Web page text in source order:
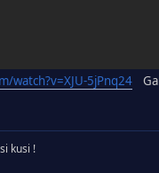
watch?v=XJU-5jPnq24
kusi !